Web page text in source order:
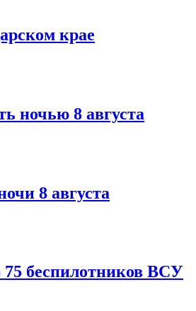
крае
ночью 8 августа
8 августа
беспилотников ВСУ